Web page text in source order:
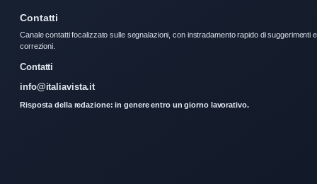
Contatti
Canale contatti focalizzato sulle segnalazioni, con instradamento rapido di suggerimenti e
correzioni.
Contatti
info@italiavista.it
Risposta della redazione: in genere entro un giorno lavorativo.